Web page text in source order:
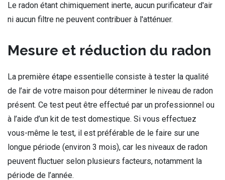
Le radon étant chimiquement inerte, aucun purificateur d'air
ni aucun filtre ne peuvent contribuer à l'atténuer.
Mesure et réduction du radon
La première étape essentielle consiste à tester la qualité
de l’air de votre maison pour déterminer le niveau de radon
présent. Ce test peut être effectué par un professionnel ou
à l’aide d’un kit de test domestique. Si vous effectuez
vous-même le test, il est préférable de le faire sur une
longue période (environ 3 mois), car les niveaux de radon
peuvent fluctuer selon plusieurs facteurs, notamment la
période de l’année.